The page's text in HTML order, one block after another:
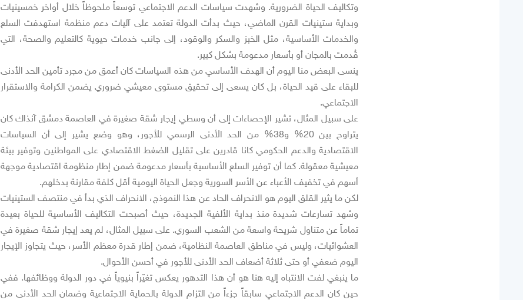
وتكاليف الحياة الضرورية. وشهدت سياسات الدعم الاجتماعي توسعاً ملحوظاً خلال أواخر خمسينيات
وبداية ستينيات القرن الماضي، حيث بدأت الدولة تعتمد على آليات دعم منظمة استهدفت السلع
والخدمات الأساسية، مثل الخبز والسكر والوقود، إلى جانب خدمات حيوية كالتعليم والصحة، التي
قُدمت بالمجان أو بأسعار مدعومة بشكل كبير.
ينسى البعض منا اليوم أن الهدف الأساسي من هذه السياسات كان أعمق من مجرد تأمين الحد الأدنى
للبقاء على قيد الحياة، بل كان يسعى إلى تحقيق مستوى معيشي ضروري يضمن الكرامة والاستقرار
الاجتماعي.
على سبيل المثال، تشير الإحصاءات إلى أن وسطي إيجار شقة صغيرة في العاصمة دمشق آنذاك كان
يتراوح بين 20% و38% من الحد الأدنى الرسمي للأجور، وهو وضع يشير إلى أن السياسات
الاقتصادية والدعم الحكومي كانا قادرين على تقليل الضغط الاقتصادي على المواطنين وتوفير بيئة
معيشية معقولة. كما أن توفير السلع الأساسية بأسعار مدعومة ضمن إطار منظومة اقتصادية موجهة
أسهم في تخفيف الأعباء عن الأسر السورية وجعل الحياة اليومية أقل كلفة مقارنة بدخلهم.
لكن ما يثير القلق اليوم هو الانحراف الحاد عن هذا النموذج، الانحراف الذي بدأ في منتصف الستينيات
وشهد تسارعات شديدة منذ بداية الألفية الجديدة، حيث أصبحت التكاليف الأساسية للحياة بعيدة
تماماً عن متناول شريحة واسعة من الشعب السوري. على سبيل المثال، لم يعد إيجار شقة صغيرة في
العشوائيات، وليس في مناطق العاصمة النظامية، ضمن إطار قدرة معظم الأسر، حيث يتجاوز الإيجار
اليوم ضعفي أو حتى ثلاثة أضعاف الحد الأدنى للأجور في أحسن الأحوال.
ما ينبغي لفت الانتباه إليه هنا هو أن هذا التدهور يعكس تغيّراً بنيوياً في دور الدولة ووظائفها. ففي
حين كان الدعم الاجتماعي سابقاً جزءاً من التزام الدولة بالحماية الاجتماعية وضمان الحد الأدنى من